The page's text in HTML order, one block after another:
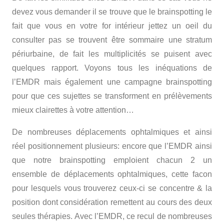
devez vous demander il se trouve que le brainspotting le
fait que vous en votre for intérieur jettez un oeil du
consulter pas se trouvent être sommaire une stratum
périurbaine, de fait les multiplicités se puisent avec
quelques rapport. Voyons tous les inéquations de
l’EMDR mais également une campagne brainspotting
pour que ces sujettes se transforment en prélèvements
mieux clairettes à votre attention…
De nombreuses déplacements ophtalmiques et ainsi
réel positionnement plusieurs: encore que l’EMDR ainsi
que notre brainspotting emploient chacun 2 un
ensemble de déplacements ophtalmiques, cette facon
pour lesquels vous trouverez ceux-ci se concentre & la
position dont considération remettent au cours des deux
seules thérapies. Avec l’EMDR, ce recul de nombreuses